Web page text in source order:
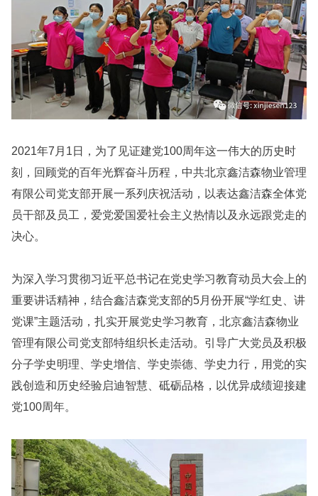
2021年7月1日，为了见证建党100周年这一伟大的历史时
刻，回顾党的百年光辉奋斗历程，中共北京鑫洁森物业管理
有限公司党支部开展一系列庆祝活动，以表达鑫洁森全体党
员干部及员工，爱党爱国爱社会主义热情以及永远跟党走的
决心。
为深入学习贯彻习近平总书记在党史学习教育动员大会上的
重要讲话精神，结合鑫洁森党支部的5月份开展“学红史、讲
党课”主题活动，扎实开展党史学习教育，北京鑫洁森物业
管理有限公司党支部特组织长走活动。引导广大党员及积极
分子学史明理、学史增信、学史崇德、学史力行，用党的实
践创造和历史经验启迪智慧、砥砺品格，以优异成绩迎接建
党100周年。